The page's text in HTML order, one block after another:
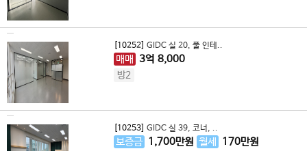
[10252] GIDC 실 20, 풀 인테..
매매 3억 8,000
방2
[10253] GIDC 실 39, 코너, ..
보증금 1,700만원 월세 170만원